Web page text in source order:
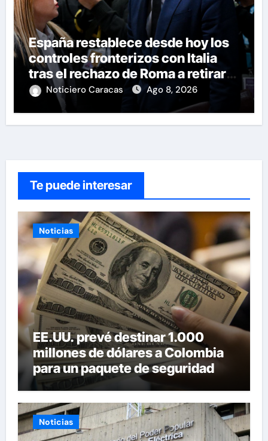
España restablece desde hoy los
controles fronterizos con Italia
tras el rechazo de Roma a retirar
las restricciones
Noticiero Caracas Ago 8, 2026
Te puede interesar
Noticias
EE.UU. prevé destinar 1.000
millones de dólares a Colombia
para un paquete de seguridad
Noticias